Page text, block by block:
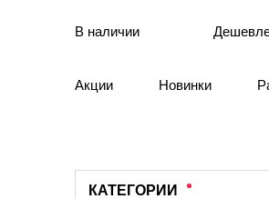
В наличии
Акции Новинки
КАТЕГОРИИ